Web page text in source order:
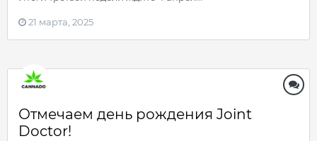
21 марта, 2025
Отмечаем день рождения Joint
Doctor!